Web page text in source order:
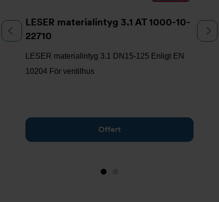
LESER materialintyg 3.1 AT 1000-10-
22710
LESER materialintyg 3.1 DN15-125 Enligt EN
10204 För ventilhus
Offert
Bild